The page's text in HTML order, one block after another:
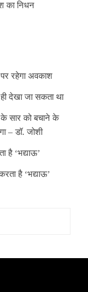
का निधन
पर रहेगा अवकाश
देखा जा सकता था
सार को बचाने के
– डॉ. जोशी
है ‘भद्याऊ’
है ‘भद्याऊ’